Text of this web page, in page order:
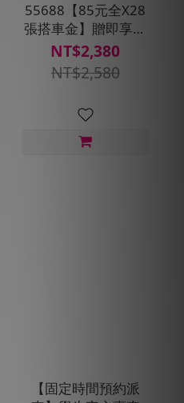
55688【85元全X28
張搭車金】贈即享券
200元
NT$2,380
NT$2,580
【固定時間預約派